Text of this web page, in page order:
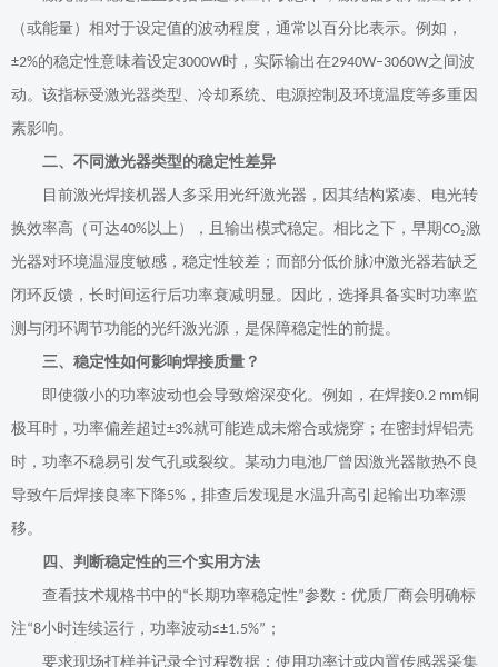
（或能量）相对于设定值的波动程度，通常以百分比表示。例如，
±2%的稳定性意味着设定3000W时，实际输出在2940W–3060W之间波
动。该指标受激光器类型、冷却系统、电源控制及环境温度等多重因
素影响。
二、不同激光器类型的稳定性差异
目前激光焊接机器人多采用光纤激光器，因其结构紧凑、电光转
换效率高（可达40%以上），且输出模式稳定。相比之下，早期CO₂激
光器对环境温湿度敏感，稳定性较差；而部分低价脉冲激光器若缺乏
闭环反馈，长时间运行后功率衰减明显。因此，选择具备实时功率监
测与闭环调节功能的光纤激光源，是保障稳定性的前提。
三、稳定性如何影响焊接质量？
即使微小的功率波动也会导致熔深变化。例如，在焊接0.2 mm铜
极耳时，功率偏差超过±3%就可能造成未熔合或烧穿；在密封焊铝壳
时，功率不稳易引发气孔或裂纹。某动力电池厂曾因激光器散热不良
导致午后焊接良率下降5% ，排查后发现是水温升高引起输出功率漂
移。
四、判断稳定性的三个实用方法
查看技术规格书中的“长期功率稳定性”参数：优质厂商会明确标
注“8小时连续运行，功率波动≤±1.5%” ；
要求现场打样并记录全过程数据：使用功率计或内置传感器采集